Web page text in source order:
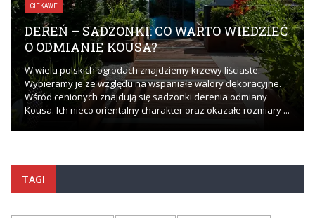
CIEKAWE
DEREŃ – SADZONKI: CO WARTO WIEDZIEĆ
O ODMIANIE KOUSA?
W wielu polskich ogrodach znajdziemy krzewy liściaste.
Wybieramy je ze względu na wspaniałe walory dekoracyjne.
Wśród cenionych znajdują się sadzonki derenia odmiany
Kousa. Ich nieco orientalny charakter oraz okazałe rozmiary ...
TAGI